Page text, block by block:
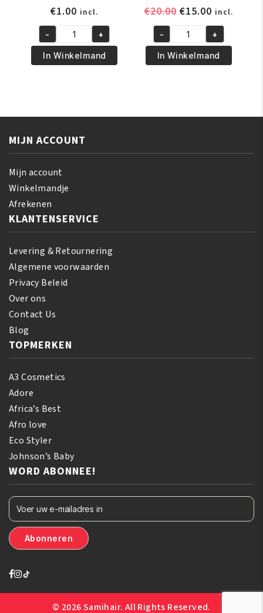
€1.00 incl.
Supermax
Super
Stainless
Pieces
aantal
- +
In Winkelmand
€20.00 Oorspronkelijke
was:
€20.00.
€15.00Huidige
prijs
is:
€15.00.
incl.
Supermax
Super
Stainless
aantal
- +
In Winkelmand
MIJN ACCOUNT
Mijn account
Winkelmandje
Afrekenen
KLANTENSERVICE
Levering & Retournering
Algemene voorwaarden
Privacy Beleid
Over ons
Contact Us
Blog
TOPMERKEN
A3 Cosmetics
Adore
Africa’s Best
Afro love
Eco Styler
Johnson’s Baby
WORD ABONNEE!
© 2026 Samihair. All Rights Reserved.